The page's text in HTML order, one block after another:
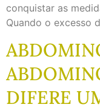
conquistar as
Quando o excesso
DIFERE